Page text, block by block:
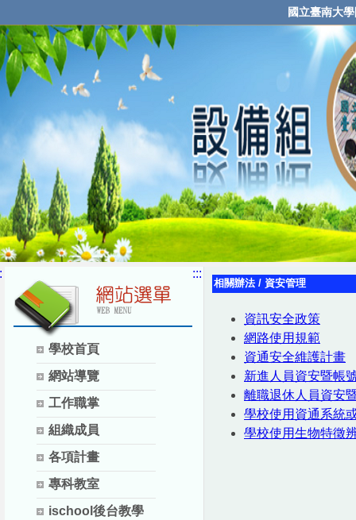
國立臺南大
學校首頁
網站導覽
工作職掌
組織成員
各項計畫
專科教室
ischool後台教學
:::
相關辦法/ 資安管理
資訊安全政策
網路使用規範
資通安全維護計畫
新進人員資安暨帳
離職退休人員資安
學校使用資通系統
學校使用生物特徵